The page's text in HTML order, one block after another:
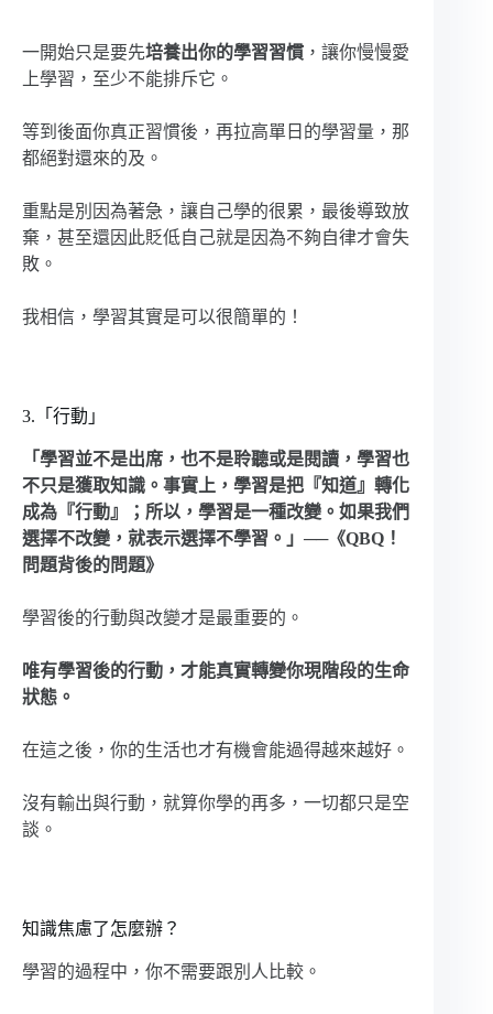
一開始只是要先培養出你的學習習慣 ，讓你慢慢愛
上學習，至少不能排斥它。
等到後面你真正習慣後，再拉高單日的學習量，那
都絕對還來的及。
重點是別因為著急，讓自己學的很累，最後導致放
棄，甚至還因此貶低自己就是因為不夠自律才會失
敗。
我相信，學習其實是可以很簡單的！
3.「行動」
「學習並不是出席，也不是聆聽或是閱讀，學習也
不只是獲取知識。事實上，學習是把『知道』轉化
成為『行動』；所以，學習是一種改變。如果我們
選擇不改變，就表示選擇不學習。」──《QBQ！
問題背後的問題》
學習後的行動與改變才是最重要的。
唯有學習後的行動，才能真實轉變你現階段的生命
狀態。
在這之後，你的生活也才有機會能過得越來越好。
沒有輸出與行動，就算你學的再多，一切都只是空
談。
知識焦慮了怎麼辦？
學習的過程中，你不需要跟別人比較。